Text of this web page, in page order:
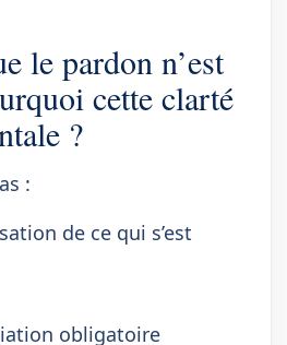
le pardon n’est
cette clarté
?
:
de ce qui s’est
obligatoire